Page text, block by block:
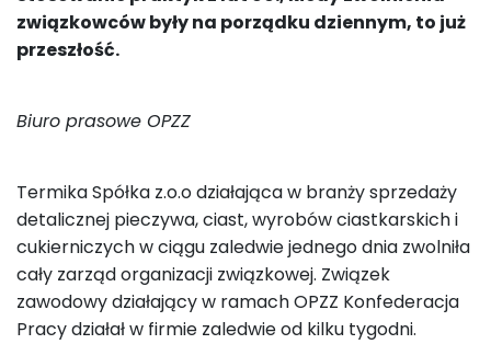
związkowców były na porządku dziennym, to już
przeszłość.
Biuro prasowe OPZZ
Termika Spółka z.o.o działająca w branży sprzedaży
detalicznej pieczywa, ciast, wyrobów ciastkarskich i
cukierniczych w ciągu zaledwie jednego dnia zwolniła
cały zarząd organizacji związkowej. Związek
zawodowy działający w ramach OPZZ Konfederacja
Pracy działał w firmie zaledwie od kilku tygodni.